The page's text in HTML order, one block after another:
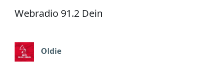
Webradio 91.2 Dein
Oldie